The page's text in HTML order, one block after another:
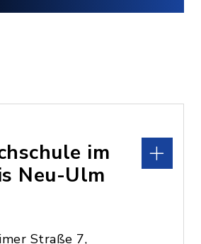
im
Neu-Ulm
Straße 7,